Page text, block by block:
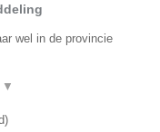
wel in de provincie
▼
)